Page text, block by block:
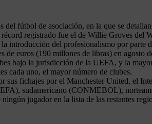
del fútbol de asociación, en la que se
récord registrado fue el de Willie Groves
introducción del profesionalismo por
de euros (190 millones de libras) en agosto
bajo la jurisdicción de la UEFA, y la
cada uno, el mayor número de clubes.
sus fichajes por el Manchester United, el
sudamericano (CONMEBOL),
jugador en la lista de las restantes